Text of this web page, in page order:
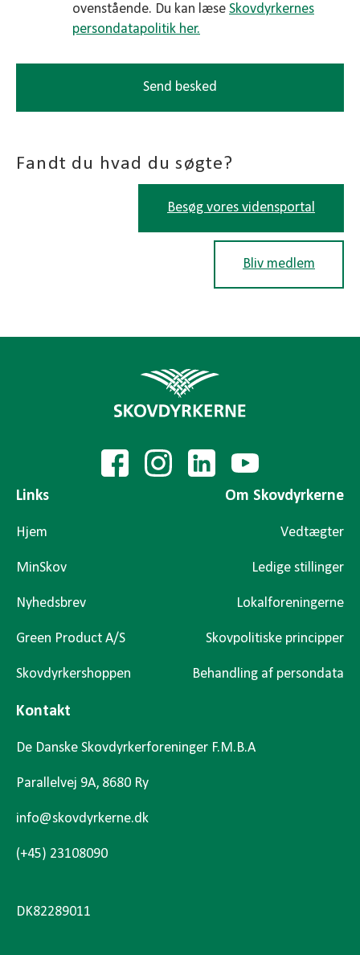
ovenstående. Du kan læse Skovdyrkernes
persondatapolitik her.
Send besked
Fandt du hvad du søgte?
Besøg vores vidensportal
Bliv medlem
Links
Hjem
MinSkov
Nyhedsbrev
Green Product A/S
Skovdyrkershoppen
Om Skovdyrkerne
Vedtægter
Ledige stillinger
Lokalforeningerne
Skovpolitiske principper
Behandling af persondata
Kontakt
De Danske Skovdyrkerforeninger F.M.B.A
Parallelvej 9A, 8680 Ry
info@skovdyrkerne.dk
(+45) 23108090
DK82289011